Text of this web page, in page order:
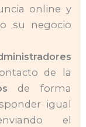
online y
su negocio
de la
de forma
igual
el